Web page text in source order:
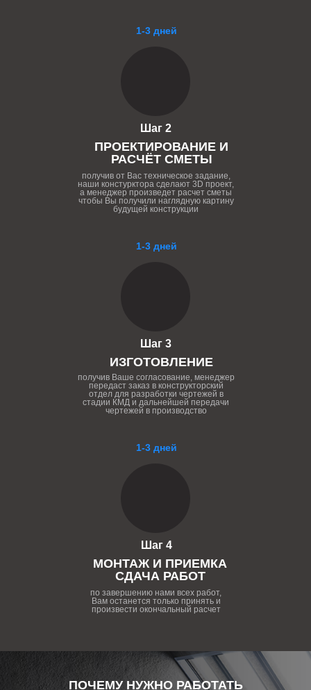
1-3 дней
Шаг 4
МОНТАЖ И ПРИЕМКА
СДАЧА РАБОТ
по завершению нами всех работ,
Вам останется только принять и
произвести окончальный расчет
1-3 дней
Шаг 3
ИЗГОТОВЛЕНИЕ
получив Ваше согласование, менеджер
передаст заказ в конструкторский
отдел для разработки чертежей в
стадии КМД и дальнейшей передачи
чертежей в производство
1-3 дней
Шаг 2
ПРОЕКТИРОВАНИЕ И
РАСЧЁТ СМЕТЫ
получив от Вас техническое задание,
наши констурктора сделают 3D проект,
а менеджер произведет расчет сметы
чтобы Вы получили наглядную картину
будущей конструкции
ПОЧЕМУ НУЖНО РАБОТАТЬ